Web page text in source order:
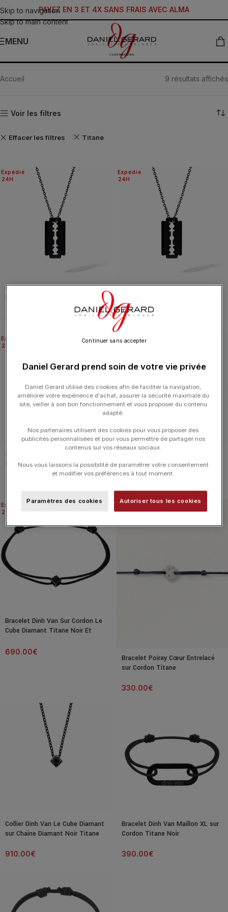
Skip to navigation
Skip to main content
PAYEZ EN 3 ET 4X SANS FRAIS AVEC ALMA
MENU JOAILLERIE
Accueil 9 résultats affichés
Voir les filtres
Effacer les filtres Titane
24H
Expédié
Pendentif Dinh Van Lame de
Rasoir sur Chaîne Moyen Modèle
590.00
24H
Expédié
Pendentif Dinh Van Lame de
45cm Titane Noir
550.00€
24H
Expédié
Bracelet Dinh Van Lame de Rasoir
Moyen Modèle Titane Noir
350.00
Expédié
Cordon Moyen Modèle Titane
Noir
24H
Expédié
Bracelet Dinh Van Sur Cordon Le
Cube Diamant Titane Noir Et
690.00€
Bracelet Poiray Cœur Entrelacé
sur Cordon Titane
330.00€
Collier Dinh Van Le Cube Diamant
sur Chaîne Diamant Noir Titane
910.00€
Bracelet Dinh Van Maillon XL sur
Cordon Titane Noir
390.00€
Daniel Gerard prend soin de votre vie privée
Daniel Gerard utilise des cookies afin de faciliter la navigation,
améliorer votre expérience d'achat, assurer la sécurité maximale du
site, veiller à son bon fonctionnement et vous proposer du contenu
adapté.
Nos partenaires utilisent des cookies pour vous proposer des
publicités personnalisées et pour vous permettre de partager nos
contenus sur vos réseaux sociaux.
Nous vous laissons la possibilité de paramétrer votre consentement
et modifier vos préférences à tout moment.
Paramètres des cookies Autoriser tous les cookies
Continuer sans accepter